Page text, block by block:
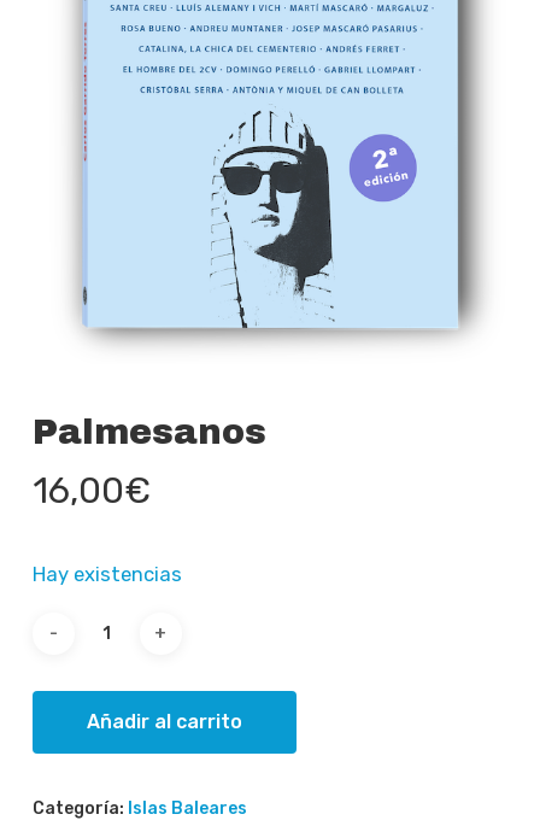
Palmesanos
16,00€
Hay existencias
Añadir al carrito
Categoría: Islas Baleares